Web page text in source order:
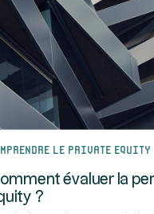
le Private Equity
évaluer la
?